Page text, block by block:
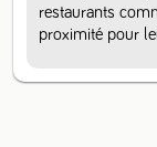
restaurants
proximité pour